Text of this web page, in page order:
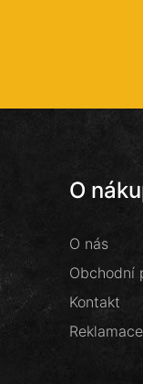
O
O nás
Obchodní
Kontakt
Reklamace